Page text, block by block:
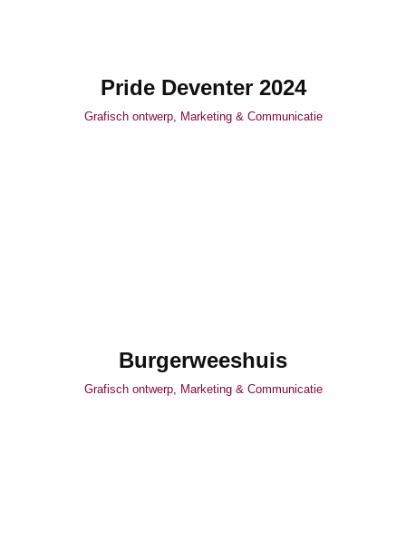
Pride Deventer 2024
Grafisch ontwerp, Marketing & Communicatie
Burgerweeshuis
Grafisch ontwerp, Marketing & Communicatie